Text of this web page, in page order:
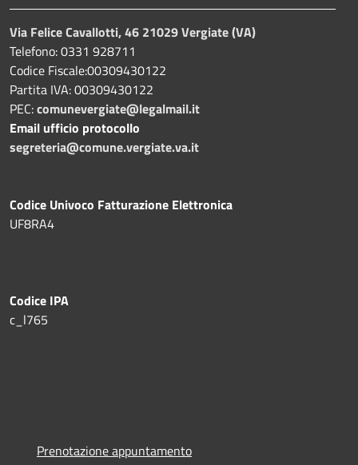
Via Felice Cavallotti, 46 21029 Vergiate (VA)
Telefono: 0331 928711
Codice Fiscale:00309430122
Partita IVA: 00309430122
PEC:comunevergiate@legalmail.it
Email ufficio protocollo
segreteria@comune.vergiate.va.it
Codice Univoco Fatturazione Elettronica
UF8RA4
Codice IPA
c_l765
Prenotazione appuntamento